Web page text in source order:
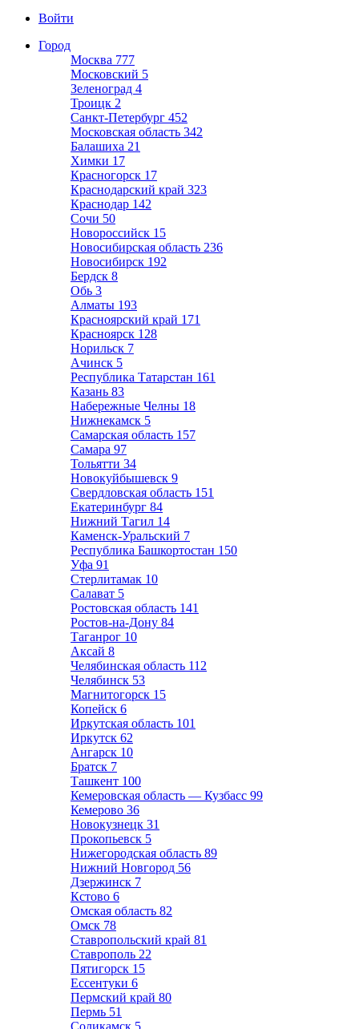
Войти
Город
Москва 777
Московский 5
Зеленоград 4
Троицк 2
Санкт-Петербург 452
Московская область 342
Балашиха 21
Химки 17
Красногорск 17
Краснодарский край 323
Краснодар 142
Сочи 50
Новороссийск 15
Новосибирская область 236
Новосибирск 192
Бердск 8
Обь 3
Алматы 193
Красноярский край 171
Красноярск 128
Норильск 7
Ачинск 5
Республика Татарстан 161
Казань 83
Набережные Челны 18
Нижнекамск 5
Самарская область 157
Самара 97
Тольятти 34
Новокуйбышевск 9
Свердловская область 151
Екатеринбург 84
Нижний Тагил 14
Каменск-Уральский 7
Республика Башкортостан 150
Уфа 91
Стерлитамак 10
Салават 5
Ростовская область 141
Ростов-на-Дону 84
Таганрог 10
Аксай 8
Челябинская область 112
Челябинск 53
Магнитогорск 15
Копейск 6
Иркутская область 101
Иркутск 62
Ангарск 10
Братск 7
Ташкент 100
Кемеровская область — Кузбасс 99
Кемерово 36
Новокузнецк 31
Прокопьевск 5
Нижегородская область 89
Нижний Новгород 56
Дзержинск 7
Кстово 6
Омская область 82
Омск 78
Ставропольский край 81
Ставрополь 22
Пятигорск 15
Ессентуки 6
Пермский край 80
Пермь 51
Соликамск 5